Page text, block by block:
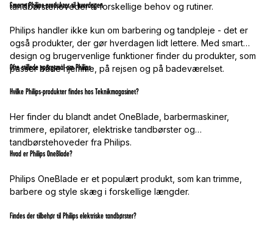
tandbørstehoveder til forskellige behov og rutiner.
Smarte Philips-produkter til hverdagen
Philips handler ikke kun om barbering og tandpleje - det er
også produkter, der gør hverdagen lidt lettere. Med smart
design og brugervenlige funktioner finder du produkter, som
passer både hjemme, på rejsen og på badeværelset.
Ofte stillede spørgsmål om Philips
Hvilke Philips-produkter findes hos Teknikmagasinet?
Her finder du blandt andet OneBlade, barbermaskiner,
trimmere, epilatorer, elektriske tandbørster og
tandbørstehoveder fra Philips.
Hvad er Philips OneBlade?
Philips OneBlade er et populært produkt, som kan trimme,
barbere og style skæg i forskellige længder.
Findes der tilbehør til Philips elektriske tandbørster?